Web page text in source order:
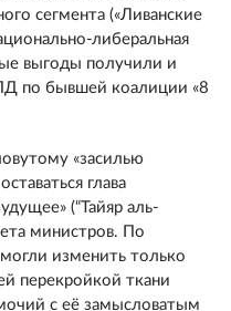
сегмента («Ливанские
либеральная
выгоды получили и
по бывшей коалиции «8
«засилью
глава
(“Тайяр аль-
министров. По
изменить только
перекройкой ткани
с её замысловатым